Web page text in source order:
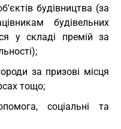
будівництва (за
будівельних
у складі премій за
за призові місця
тощо;
соціальні та